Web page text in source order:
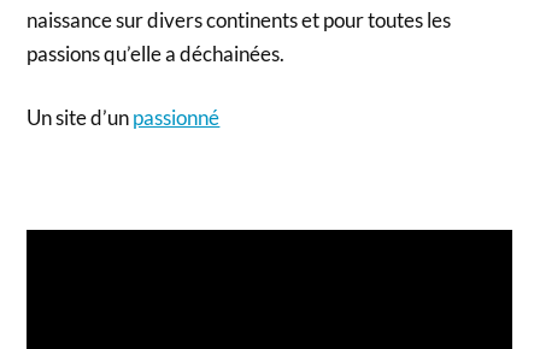
naissance sur divers continents et pour toutes les
passions qu’elle a déchainées.
Un site d’unpassionné